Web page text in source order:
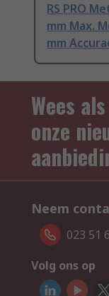
RS PRO
mm Max.
mm
Wees
onze
Neem
023 51
Volg ons op